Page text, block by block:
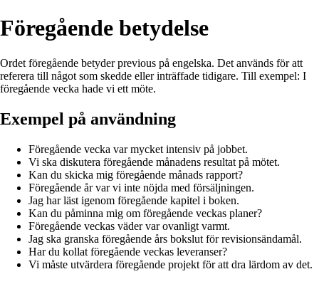
Föregående betydelse
Ordet föregående betyder previous på engelska. Det används för att
referera till något som skedde eller inträffade tidigare. Till exempel: I
föregående vecka hade vi ett möte.
Exempel på användning
Föregående vecka var mycket intensiv på jobbet.
Vi ska diskutera föregående månadens resultat på mötet.
Kan du skicka mig föregående månads rapport?
Föregående år var vi inte nöjda med försäljningen.
Jag har läst igenom föregående kapitel i boken.
Kan du påminna mig om föregående veckas planer?
Föregående veckas väder var ovanligt varmt.
Jag ska granska föregående års bokslut för revisionsändamål.
Har du kollat föregående veckas leveranser?
Vi måste utvärdera föregående projekt för att dra lärdom av det.